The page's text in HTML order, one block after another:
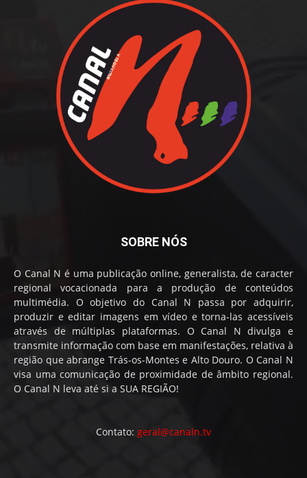
SOBRE NÓS
O Canal N é uma publicação online, generalista, de caracter
regional vocacionada para a produção de conteúdos
multimédia. O objetivo do Canal N passa por adquirir,
produzir e editar imagens em vídeo e torna-las acessíveis
através de múltiplas plataformas. O Canal N divulga e
transmite informação com base em manifestações, relativa à
região que abrange Trás-os-Montes e Alto Douro. O Canal N
visa uma comunicação de proximidade de âmbito regional.
O Canal N leva até si a SUA REGIÃO!
Contato: geral@canaln.tv